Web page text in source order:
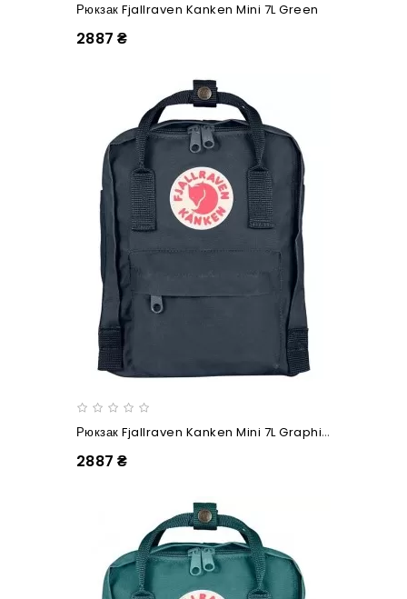
Рюкзак Fjallraven Kanken Mini 7L Green
2887 ₴
Рюкзак Fjallraven Kanken Mini 7L Graphite
2887 ₴